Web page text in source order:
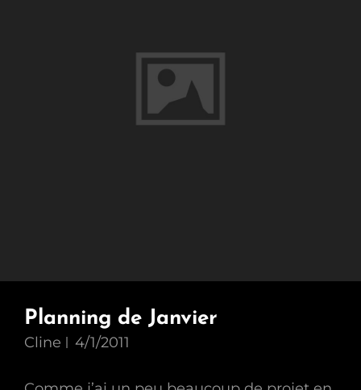
?
Planning de Janvier
Cline 4/1/2011